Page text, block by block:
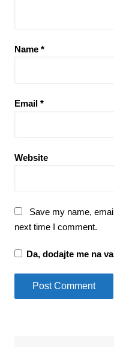
Name *
Email *
Website
Save my name,
next time I comment.
Da, dodajte me na